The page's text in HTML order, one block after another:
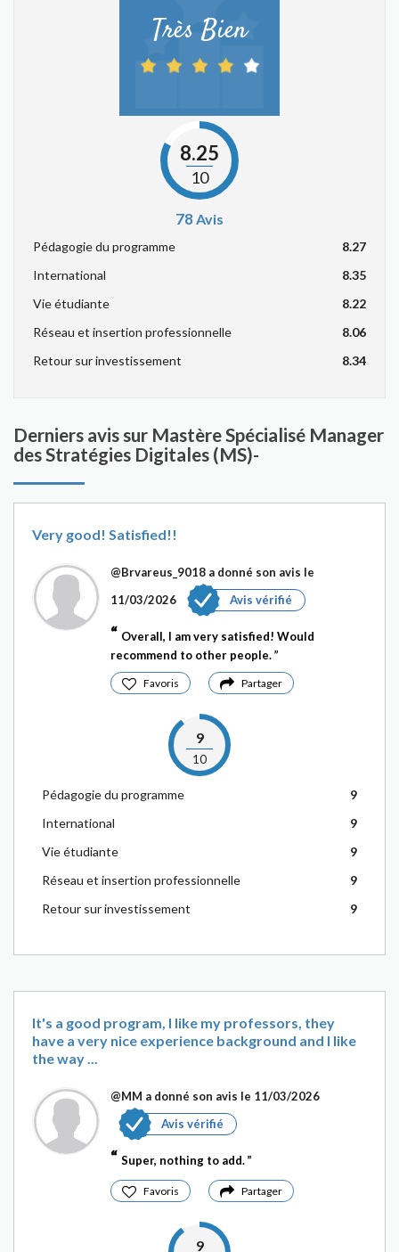
Très Bien
8.25
10
78Avis
Pédagogie du programme
8.27
International
8.35
Vie étudiante
8.22
Réseau et insertion professionnelle
8.06
Retour sur investissement
8.34
Derniers avis sur Mastère Spécialisé Manager
des Stratégies Digitales (MS)-
Very good! Satisfied!!
@Brvareus_9018 a donné son avis le
11/03/2026
Avis vérifié
Overall, I am very satisfied! Would
recommend to other people.
Favoris Partager
9
10
Pédagogie du programme
9
International
9
Vie étudiante
9
Réseau et insertion professionnelle
9
Retour sur investissement
9
It's a good program, I like my professors, they
have a very nice experience background and I like
the way ...
@MM a donné son avis le 11/03/2026
Avis vérifié
Super, nothing to add.
Favoris Partager
9